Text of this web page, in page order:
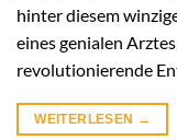
hinter diesem
eines genialen
revolutionierende
WEITERLESEN →